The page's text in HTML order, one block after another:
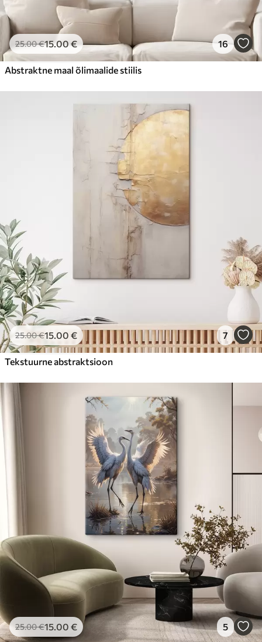
25.00€15.00€ 16
Abstraktne maal õlimaalide stiilis
25.00€15.00 € 7
Tekstuurne abstraktsioon
25.00€15.00 € 5